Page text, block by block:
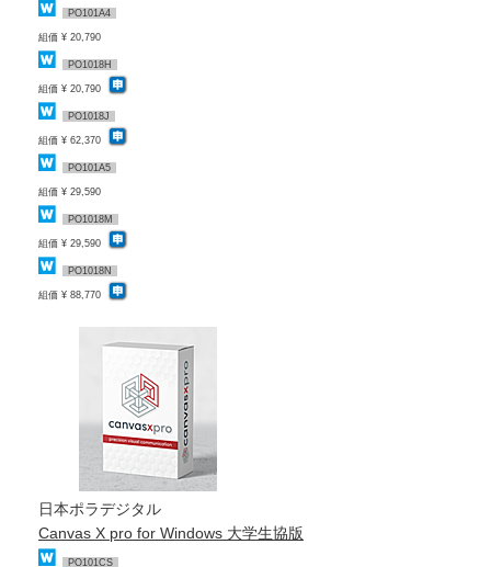
PO101A4
組価 ¥ 20,790
PO1018H
組価 ¥ 20,790
PO1018J
組価 ¥ 62,370
PO101A5
組価 ¥ 29,590
PO1018M
組価 ¥ 29,590
PO1018N
組価 ¥ 88,770
日本ポラデジタル
Canvas X pro for Windows 大学生協版
PO101CS